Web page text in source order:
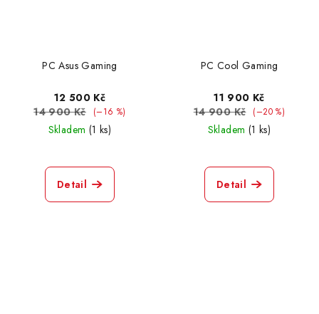
PC Asus Gaming
12 500 Kč
14 900 Kč
(–16 %)
Skladem (1 ks)
Detail
PC Cool Gaming
11 900 Kč
14 900 Kč (–20 %)
Skladem (1 ks)
Detail